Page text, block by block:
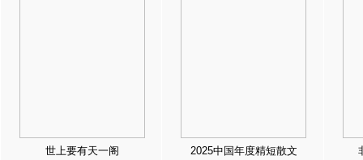
世上要有天一阁 2025中国年度精短散文